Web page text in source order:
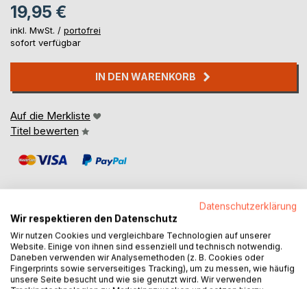
19,95 €
inkl. MwSt. / portofrei
sofort verfügbar
IN DEN WARENKORB
Auf die Merkliste
Titel bewerten
BESCHREIBUNG
Boaz Shitrit, ein israelischer Historiker, setzt alles daran,
Datenschutzerklärung
Wir respektieren den Datenschutz
Wir nutzen Cookies und vergleichbare Technologien auf unserer
Website. Einige von ihnen sind essenziell und technisch notwendig.
Daneben verwenden wir Analysemethoden (z. B. Cookies oder
Fingerprints sowie serverseitiges Tracking), um zu messen, wie häufig
unsere Seite besucht und wie sie genutzt wird. Wir verwenden